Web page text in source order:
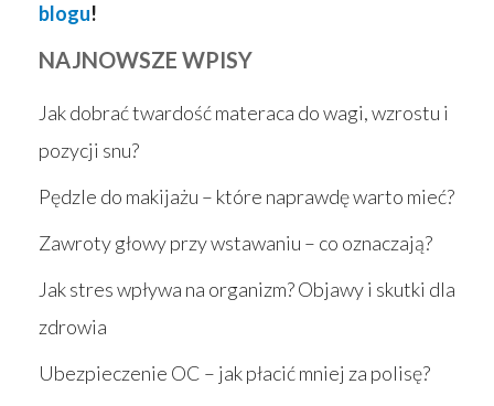
blogu!
NAJNOWSZE WPISY
Jak dobrać twardość materaca do wagi, wzrostu i
pozycji snu?
Pędzle do makijażu – które naprawdę warto mieć?
Zawroty głowy przy wstawaniu – co oznaczają?
Jak stres wpływa na organizm? Objawy i skutki dla
zdrowia
Ubezpieczenie OC – jak płacić mniej za polisę?